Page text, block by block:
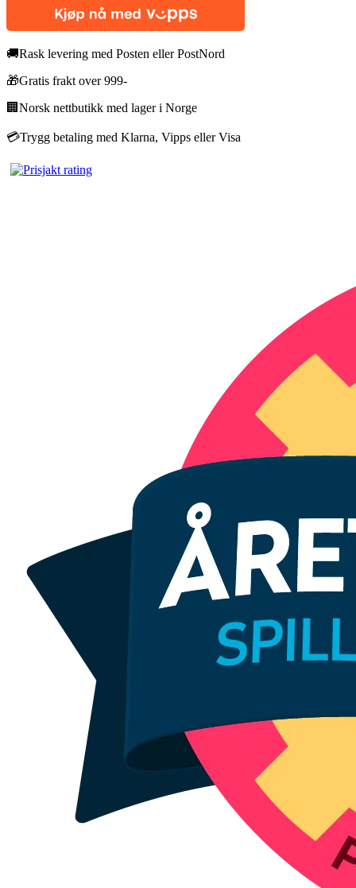
🚚Rask levering med Posten eller PostNord
🎁Gratis frakt over 999-
🏢 Norsk nettbutikk med lager i Norge
💳Trygg betaling med Klarna, Vipps eller Visa